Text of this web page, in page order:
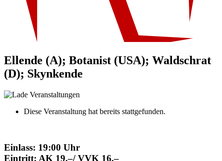
Ellende (A); Botanist (USA); Waldschrat
(D); Skynkende
Diese Veranstaltung hat bereits stattgefunden.
Einlass: 19:00 Uhr
Eintritt: AK 19,–/ VVK 16,–